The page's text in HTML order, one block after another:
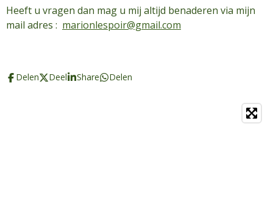
Heeft u vragen dan mag u mij altijd benaderen via mijn
mail adres : marionlespoir@gmail.com
Delen Deel Share Delen